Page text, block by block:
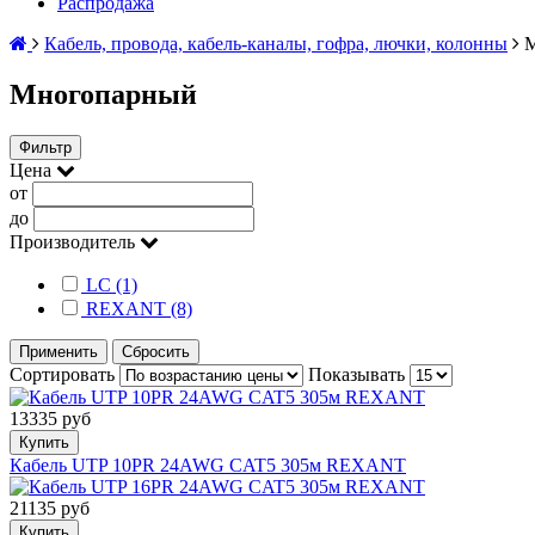
Кабель, провода, кабель-каналы, гофра, лючки, колонны
Многопарный
Фильтр
Цена
от
до
Производитель
LC (1)
REXANT (8)
Применить Сбросить
Сортировать Показывать
13335 руб
Купить
Кабель UTP 10PR 24AWG CAT5 305м REXANT
21135 руб